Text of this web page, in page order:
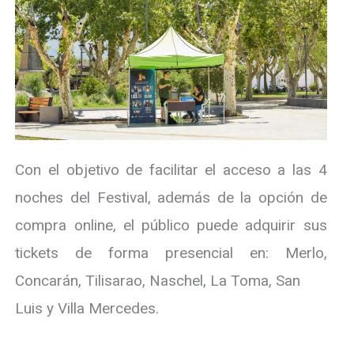
Con el objetivo de facilitar el acceso a las 4
noches del Festival, además de la opción de
compra online, el público puede adquirir sus
tickets de forma presencial en: Merlo,
Concarán, Tilisarao, Naschel, La Toma, San
Luis y Villa Mercedes.